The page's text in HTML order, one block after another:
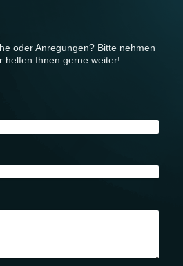
oder Anregungen? Bitte nehmen
helfen Ihnen gerne weiter!